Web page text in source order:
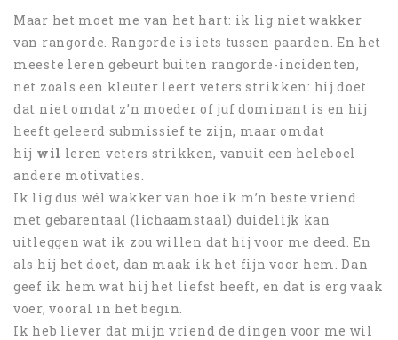
Maar het moet me van het hart: ik lig niet wakker
van rangorde. Rangorde is iets tussen paarden. En het
meeste leren gebeurt buiten rangorde-incidenten,
net zoals een kleuter leert veters strikken: hij doet
dat niet omdat z’n moeder of juf dominant is en hij
heeft geleerd submissief te zijn, maar omdat
hij wil leren veters strikken, vanuit een heleboel
andere motivaties.
Ik lig dus wél wakker van hoe ik m’n beste vriend
met gebarentaal (lichaamstaal) duidelijk kan
uitleggen wat ik zou willen dat hij voor me deed. En
als hij het doet, dan maak ik het fijn voor hem. Dan
geef ik hem wat hij het liefst heeft, en dat is erg vaak
voer, vooral in het begin.
Ik heb liever dat mijn vriend de dingen voor me wil